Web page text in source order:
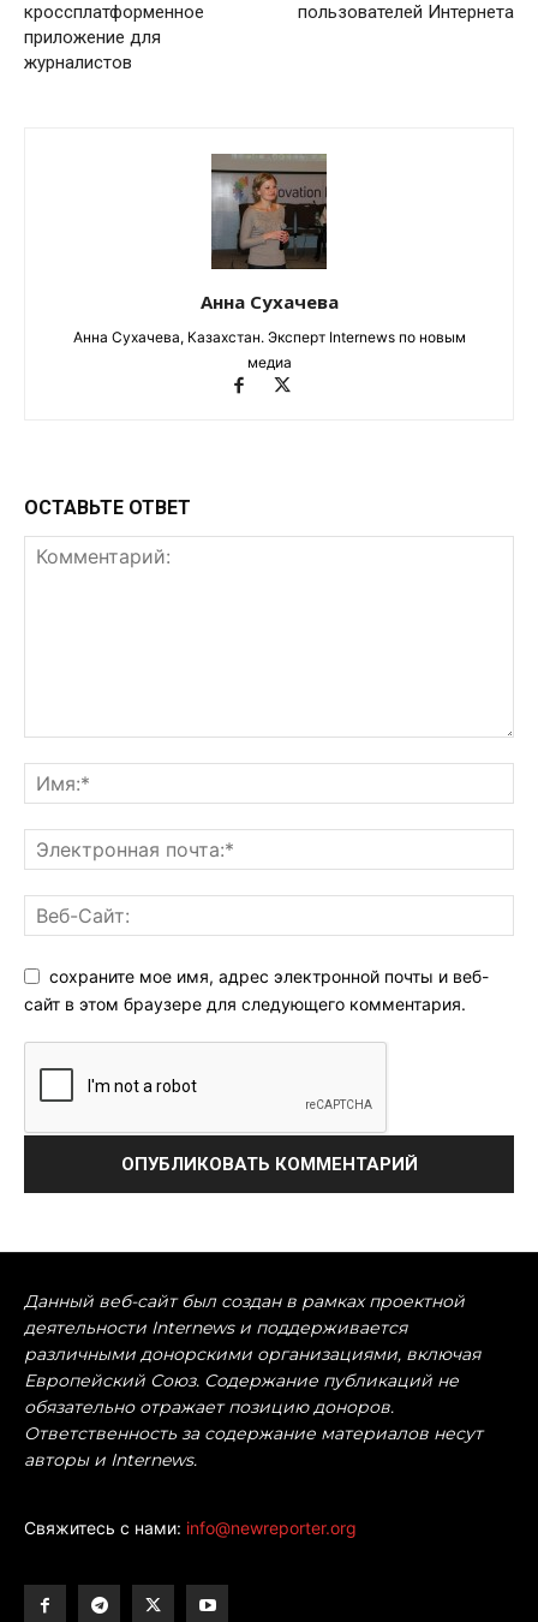
кроссплатформенное
приложение для
журналистов
пользователей Интернета
Анна Сухачева
Анна Сухачева, Казахстан. Эксперт Internews по новым
медиа
ОСТАВЬТЕ ОТВЕТ
сохраните мое имя, адрес электронной почты и веб-
сайт в этом браузере для следующего комментария.
Данный веб-сайт был создан в рамках проектной
деятельности Internews и поддерживается
различными донорскими организациями, включая
Европейский Союз. Содержание публикаций не
обязательно отражает позицию доноров.
Ответственность за содержание материалов несут
авторы и Internews.
Свяжитесь с нами: info@newreporter.org